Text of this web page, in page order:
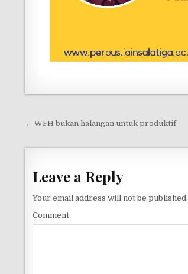
o
n
a
← WFH bukan halangan untuk produktif
Leave a Reply
Your email address will not be published.
Comment